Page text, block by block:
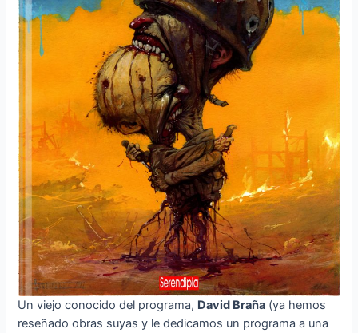
Un viejo conocido del programa, David Braña (ya hemos
reseñado obras suyas y le dedicamos un programa a una